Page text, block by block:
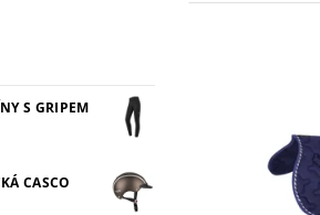
S GRIPEM
CASCO